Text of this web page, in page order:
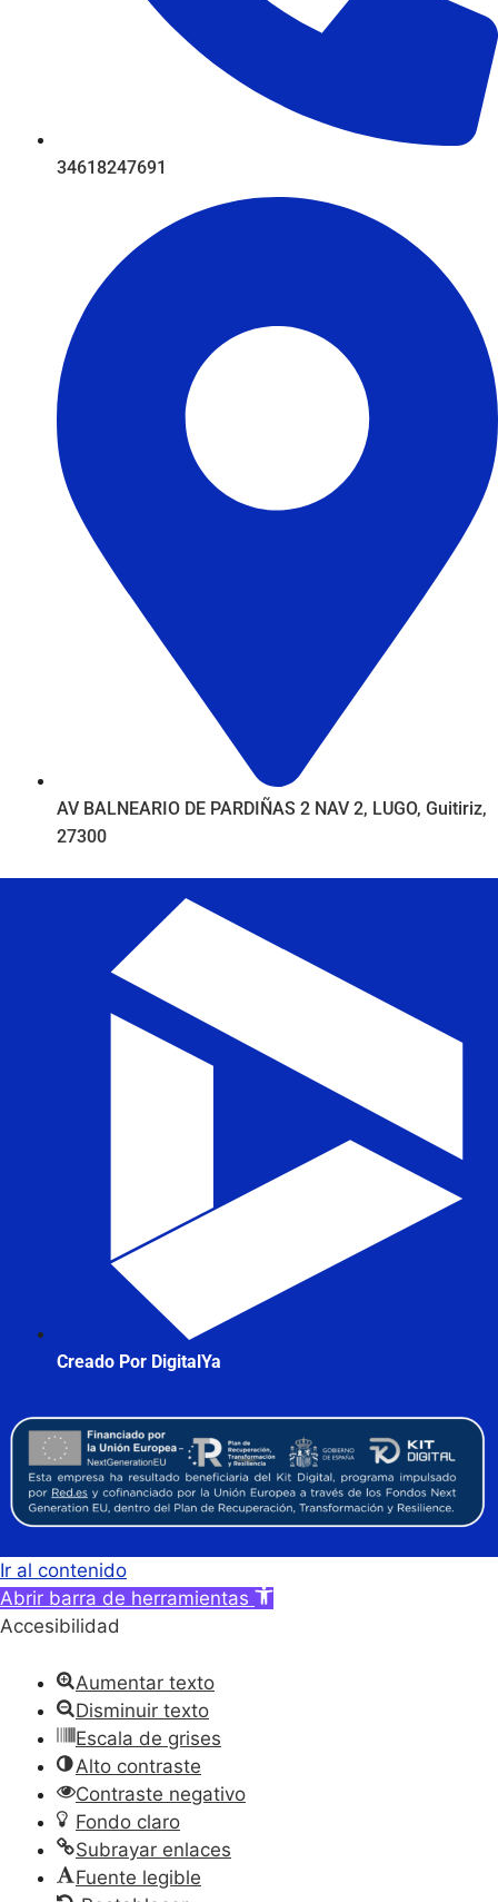
34618247691
AV BALNEARIO DE PARDIÑAS 2 NAV 2, LUGO, Guitiriz,
27300
Creado Por DigitalYa
Ir al contenido
Abrir barra de herramientas
Accesibilidad
Aumentar texto
Disminuir texto
Escala de grises
Alto contraste
Contraste negativo
Fondo claro
Subrayar enlaces
Fuente legible